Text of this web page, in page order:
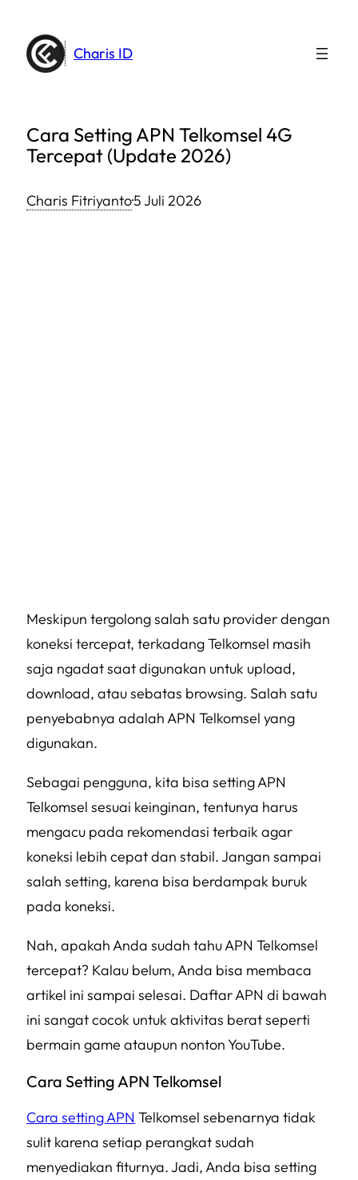
konten
Charis ID
Cara Setting APN Telkomsel 4G
Tercepat (Update 2026)
Charis Fitriyanto·5 Juli 2026
Meskipun tergolong salah satu provider dengan
koneksi tercepat, terkadang Telkomsel masih
saja ngadatsaat digunakan untuk upload,
download, atau sebatas browsing. Salah satu
penyebabnya adalah APN Telkomsel yang
digunakan.
Sebagai pengguna, kita bisa setting APN
Telkomsel sesuai keinginan, tentunya harus
mengacu pada rekomendasi terbaik agar
koneksi lebih cepat dan stabil. Jangan sampai
salah setting, karena bisa berdampak buruk
pada koneksi.
Nah, apakah Anda sudah tahu APN Telkomsel
tercepat? Kalau belum, Anda bisa membaca
artikel ini sampai selesai. Daftar APN di bawah
ini sangat cocok untuk aktivitas berat seperti
bermain game ataupun nonton YouTube.
Cara Setting APN Telkomsel
Cara setting APN Telkomsel sebenarnya tidak
sulit karena setiap perangkat sudah
menyediakan fiturnya. Jadi, Anda bisa setting